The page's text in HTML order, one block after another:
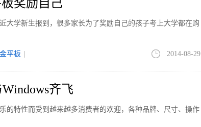
奖励自己
大学新生报到，很多家长为了奖励自己的孩子考上大学都在购
平板 2014-08-29
齐飞
的特性而受到越来越多消费者的欢迎，各种品牌、尺寸、操作